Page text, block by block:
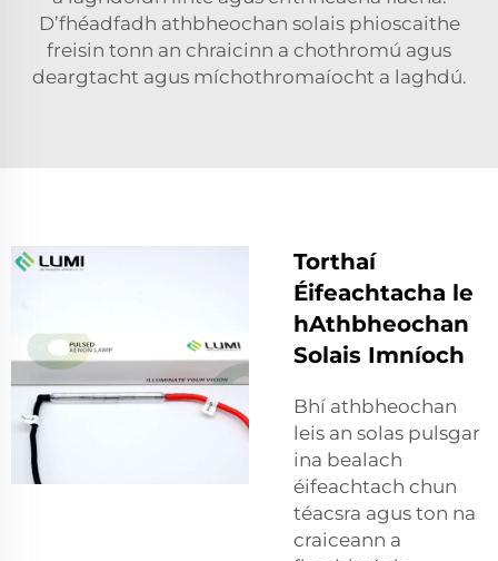
D’fhéadfadh athbheochan solais phioscaithe
freisin tonn an chraicinn a chothromú agus
deargtacht agus míchothromaíocht a laghdú.
Torthaí
Éifeachtacha le
hAthbheochan
Solais Imníoch
Bhí athbheochan
leis an solas pulsgar
ina bealach
éifeachtach chun
téacsra agus ton na
craiceann a